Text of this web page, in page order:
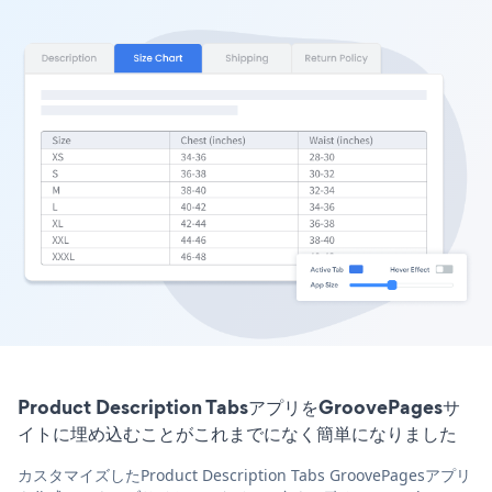
Product Description TabsアプリをGroovePagesサ
イトに埋め込むことがこれまでになく簡単になりました
カスタマイズしたProduct Description Tabs GroovePagesアプリ